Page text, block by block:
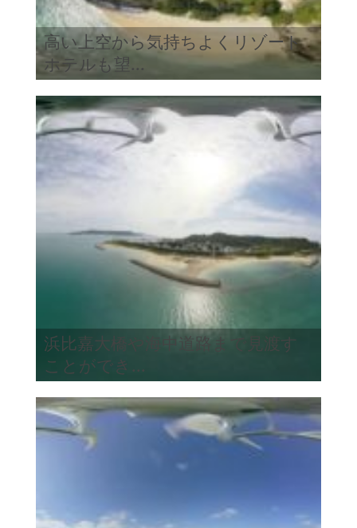
高い上空から気持ちよくリゾート
ホテルも望...
浜比嘉大橋や海中道路まで見渡す
ことができ...